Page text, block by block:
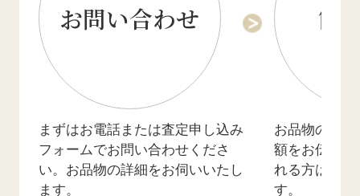
お問い合わせ
まずはお電話または査定申し込み
フォームでお問い合わせくださ
い。お品物の詳細をお伺いいたし
ます。
簡
お品物の詳
額をお伝え
れる方は訪
す。